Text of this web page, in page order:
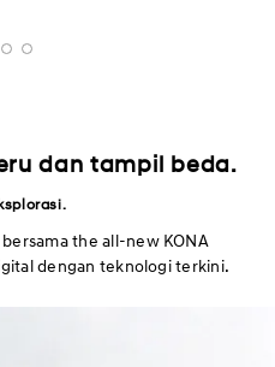
dan tampil beda.
the all-new KONA
dengan teknologi terkini.